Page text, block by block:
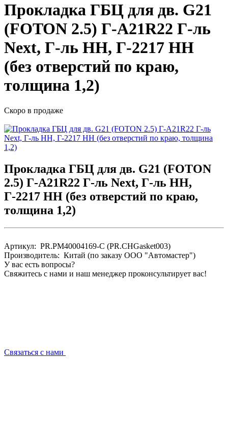
Прокладка ГБЦ для дв. G21
(FOTON 2.5) Г-А21R22 Г-ль
Next, Г-ль НН, Г-2217 НН
(без отверстий по краю,
толщина 1,2)
Скоро в продаже
Прокладка ГБЦ для дв. G21 (FOTON
2.5) Г-А21R22 Г-ль Next, Г-ль НН,
Г-2217 НН (без отверстий по краю,
толщина 1,2)
Артикул: PR.PM40004169-C (PR.CHGasket003)
Производитель: Китай (по заказу ООО "Автомастер")
У вас есть вопросы?
Свяжитесь с нами и наш менеджер проконсультирует вас!
Связаться с нами